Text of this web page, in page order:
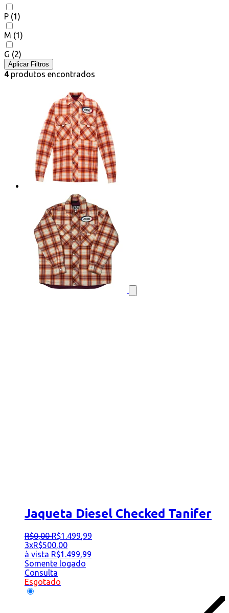
P (1)
M (1)
G (2)
Aplicar Filtros
4 produtos encontrados
Jaqueta Diesel Checked Tanifer
R$0,00 R$1.499,99
3xR$500,00
à vista R$1.499,99
Somente logado
Consulta
Esgotado